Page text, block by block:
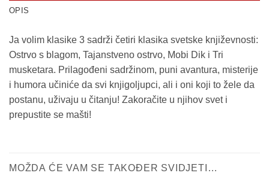
OPIS
Ja volim klasike 3 sadrži četiri klasika svetske književnosti:
Ostrvo s blagom, Tajanstveno ostrvo, Mobi Dik i Tri
musketara. Prilagođeni sadržinom, puni avantura, misterije
i humora učiniće da svi knjigoljupci, ali i oni koji to žele da
postanu, uživaju u čitanju! Zakoračite u njihov svet i
prepustite se mašti!
MOŽDA ĆE VAM SE TAKOĐER SVIDJETI…